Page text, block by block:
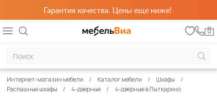
Гарантия качества. Цены еще ниже!
0
Интернет-магазин мебели Каталог мебели
Шкафы
Распашные шкафы
4-дверные 4-дверные в Лыткарино